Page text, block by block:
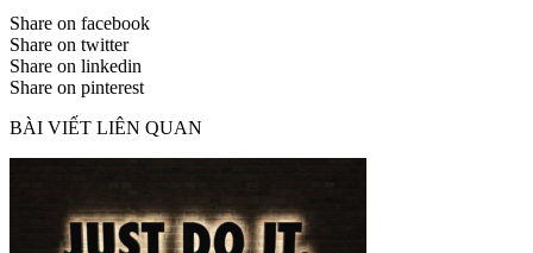
Share on facebook
Share on twitter
Share on linkedin
Share on pinterest
BÀI VIẾT LIÊN QUAN